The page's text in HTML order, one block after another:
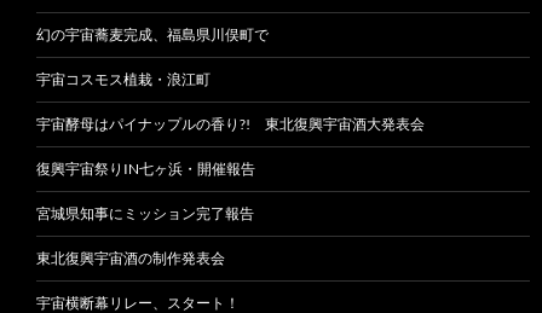
幻の宇宙蕎麦完成、福島県川俣町で
宇宙コスモス植栽・浪江町
宇宙酵母はパイナップルの香り?! 東北復興宇宙酒大発表会
復興宇宙祭りIN七ヶ浜・開催報告
宮城県知事にミッション完了報告
東北復興宇宙酒の制作発表会
宇宙横断幕リレー、スタート！